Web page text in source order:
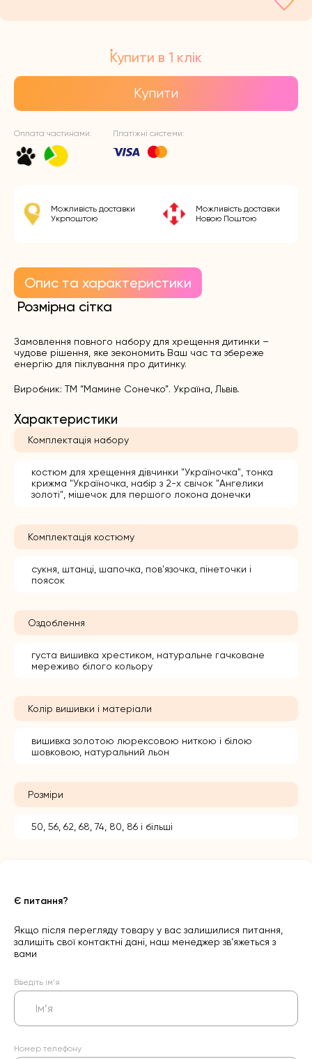
Купити в 1 клік
Купити
Оплата частинами: Платіжні системи:
Можливість доставки
Укрпоштою
Можливість доставки
Новою Поштою
Опис та характеристики
Розмірна сітка
Замовлення повного набору для хрещення дитинки –
чудове рішення, яке зекономить Ваш час та збереже
енергію для піклування про дитинку.
Виробник: ТМ “Мамине Сонечко”. Україна, Львів.
Характеристики
Комплектація набору
костюм для хрещення дівчинки "Україночка", тонка
крижма "Україночка, набір з 2-х свічок "Ангелики
золоті", мішечок для першого локона донечки
Комплектація костюму
сукня, штанці, шапочка, пов'язочка, пінеточки і
поясок
Оздоблення
густа вишивка хрестиком, натуральне гачковане
мереживо білого кольору
Колір вишивки і матеріали
вишивка золотою люрексовою ниткою і білою
шовковою, натуральний льон
Розміри
50, 56, 62, 68, 74, 80, 86 і більші
Є питання?
Якщо після перегляду товару у вас залишилися питання,
залишіть свої контактні дані, наш менеджер зв’яжеться з
вами
Введіть ім’я
Номер телефону